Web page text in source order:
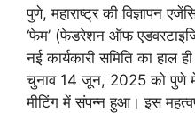
पुणे, महाराष्ट्र की विज्ञापन
‘फेम’ (फेडरेशन ऑफ
नई कार्यकारी समिति का हाल
चुनाव 14 जून, 2025 को पुणे
मीटिंग में संपन्न हुआ। इस